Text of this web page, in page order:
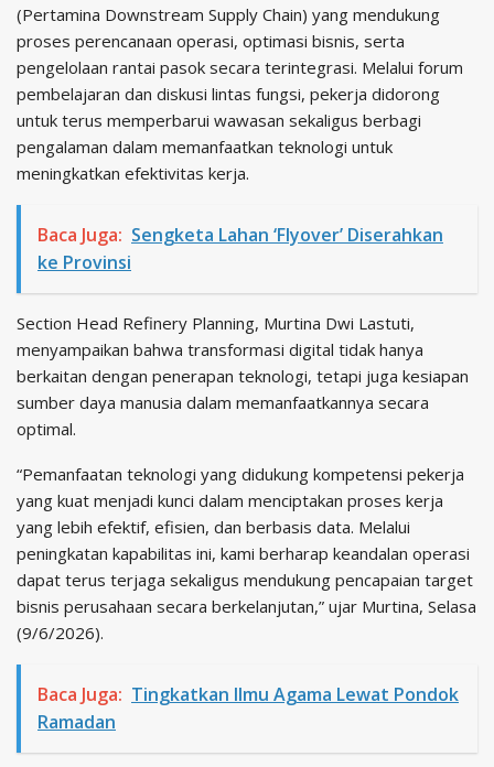
(Pertamina Downstream Supply Chain) yang mendukung
proses perencanaan operasi, optimasi bisnis, serta
pengelolaan rantai pasok secara terintegrasi. Melalui forum
pembelajaran dan diskusi lintas fungsi, pekerja didorong
untuk terus memperbarui wawasan sekaligus berbagi
pengalaman dalam memanfaatkan teknologi untuk
meningkatkan efektivitas kerja.
Baca Juga: Sengketa Lahan ‘Flyover’ Diserahkan
ke Provinsi
Section Head Refinery Planning, Murtina Dwi Lastuti,
menyampaikan bahwa transformasi digital tidak hanya
berkaitan dengan penerapan teknologi, tetapi juga kesiapan
sumber daya manusia dalam memanfaatkannya secara
optimal.
“Pemanfaatan teknologi yang didukung kompetensi pekerja
yang kuat menjadi kunci dalam menciptakan proses kerja
yang lebih efektif, efisien, dan berbasis data. Melalui
peningkatan kapabilitas ini, kami berharap keandalan operasi
dapat terus terjaga sekaligus mendukung pencapaian target
bisnis perusahaan secara berkelanjutan,” ujar Murtina, Selasa
(9/6/2026).
Baca Juga: Tingkatkan Ilmu Agama Lewat Pondok
Ramadan